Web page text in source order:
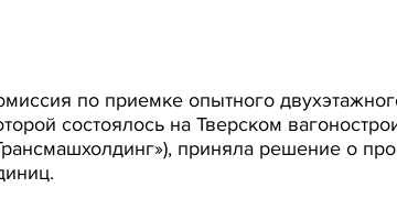
по приемке опытного
состоялось на Тверском
приняла решение о